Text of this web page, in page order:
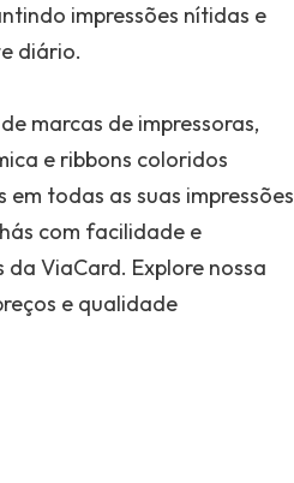
impressões nítidas e
diário.
marcas de impressoras,
e ribbons coloridos
todas as suas impressões
com facilidade e
ViaCard. Explore nossa
e qualidade